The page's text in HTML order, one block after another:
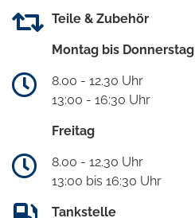
Teile & Zubehör
Montag bis Donnerstag
8.00 - 12.30 Uhr
13:00 - 16:30 Uhr
Freitag
8.00 - 12.30 Uhr
13:00 bis 16:30 Uhr
Tankstelle